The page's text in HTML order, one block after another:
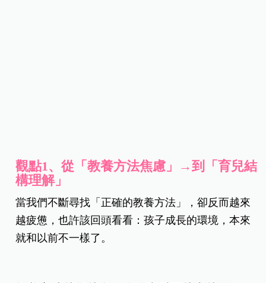
觀點1、從「教養方法焦慮」 →到「育兒結
構理解」
當我們不斷尋找「正確的教養方法」，卻反而越來
越疲憊，也許該回頭看看：孩子成長的環境，本來
就和以前不一樣了。